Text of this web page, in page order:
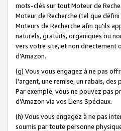
mots-clés sur tout Moteur de
Moteur de Recherche (tel que défini
Moteurs de Recherche afin qu'ils
naturels, gratuits, organiques ou
vers votre site, et non directement
d'Amazon.
(g) Vous vous engagez à ne pas
l'argent, une remise, un rabais,
Par exemple, vous ne pouvez pas
d'Amazon via vos Liens Spéciaux.
(h) Vous vous engagez à ne pas
soumis par toute personne